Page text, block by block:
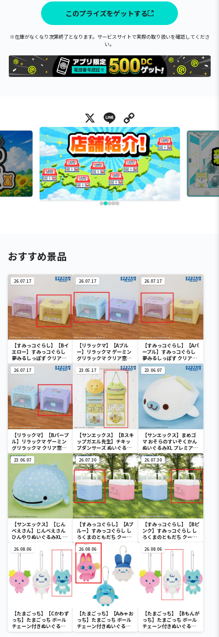
このプライズをゲットする
※在庫がなくなり次第終了となります。サービスサイトで実際の取り扱いを確認してくださ
い。
X Line
おすすめ景品
26.07.17
【すみっコぐらし】【Bイ
エロー】すみっコぐらし
夢みるしっぽず クリア窓
付き収納ボックス
26.07.17
【リラックマ】【Aブル
ー】リラックマ ゲーミン
グリラックマ クリア窓付
き収納ボックス
26.07.17
【すみっコぐらし】【Aパ
ープル】すみっコぐらし
夢みるしっぽず クリア窓
付き収納ボックス
26.07.17
【リラックマ】【Bパープ
ル】リラックマ ゲーミン
グリラックマ クリア窓付
き収納ボックス
23.05.17
【サンエックス】【Bスキ
ップガエル先生】チキッ
プダンサーズ ぬいぐるみ
ウォールポケット
23.06.07
【サンエックス】まめゴ
マ おそらのすいぞくかん
ぬいぐるみXL プレミアム
まめゴマ
23.06.07
【サンエックス】【じん
べえさん】じんべえさん
ひんやりぬいぐるみXL プ
26.07.30
【すみっコぐらし】【Aブ
ルー】すみっコぐらし し
ろくまのともだち クーラ
ーボックス
26.07.30
【すみっコぐらし】【Bピ
ンク】すみっコぐらし し
ろくまのともだち クーラ
26.08.06
【たまごっち】【Cかわず
っち】たまごっち ボール
チェーン付きぬいぐるみ
～Tamagotchi
26.08.06
【たまごっち】【Aみゃお
っち】たまごっち ボール
チェーン付きぬいぐるみ
～Tamagotchi
26.08.06
【たまごっち】【Bもんが
っち】たまごっち ボール
チェーン付きぬいぐるみ
～Tamagotchi